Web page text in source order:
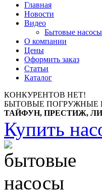
Главная
Новости
Видео
Бытовые насосы
О компании
Цены
Оформить заказ
Статьи
Каталог
КОНКУРЕНТОВ НЕТ!
БЫТОВЫЕ ПОГРУЖНЫЕ
ТАЙФУН, ПРЕСТИЖ,
Купить